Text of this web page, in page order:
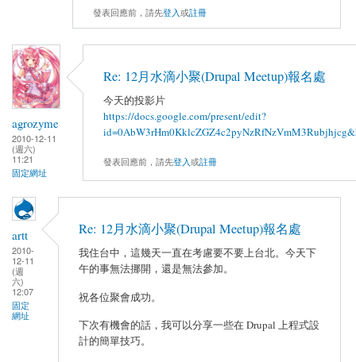
發表回應前，請先登入或註冊
agrozyme
2010-12-11
(週六)
11:21
固定網址
Re: 12月水滴小聚(Drupal Meetup)報名處
今天的投影片
https://docs.google.com/present/edit?
發表回應前，請先登入或註冊
artt
2010-
12-11
(週
六)
12:07
固定
網址
Re: 12月水滴小聚(Drupal Meetup)報名處
我住台中，這幾天一直在考慮要不要上台北。今天下
午的事無法挪開，還是無法參加。
祝各位聚會成功。
下次有機會的話，我可以分享一些在 Drupal 上程式設
計的簡單技巧。